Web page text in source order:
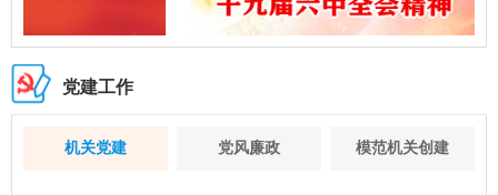
党建工作
机关党建 党风廉政 模范机关创建